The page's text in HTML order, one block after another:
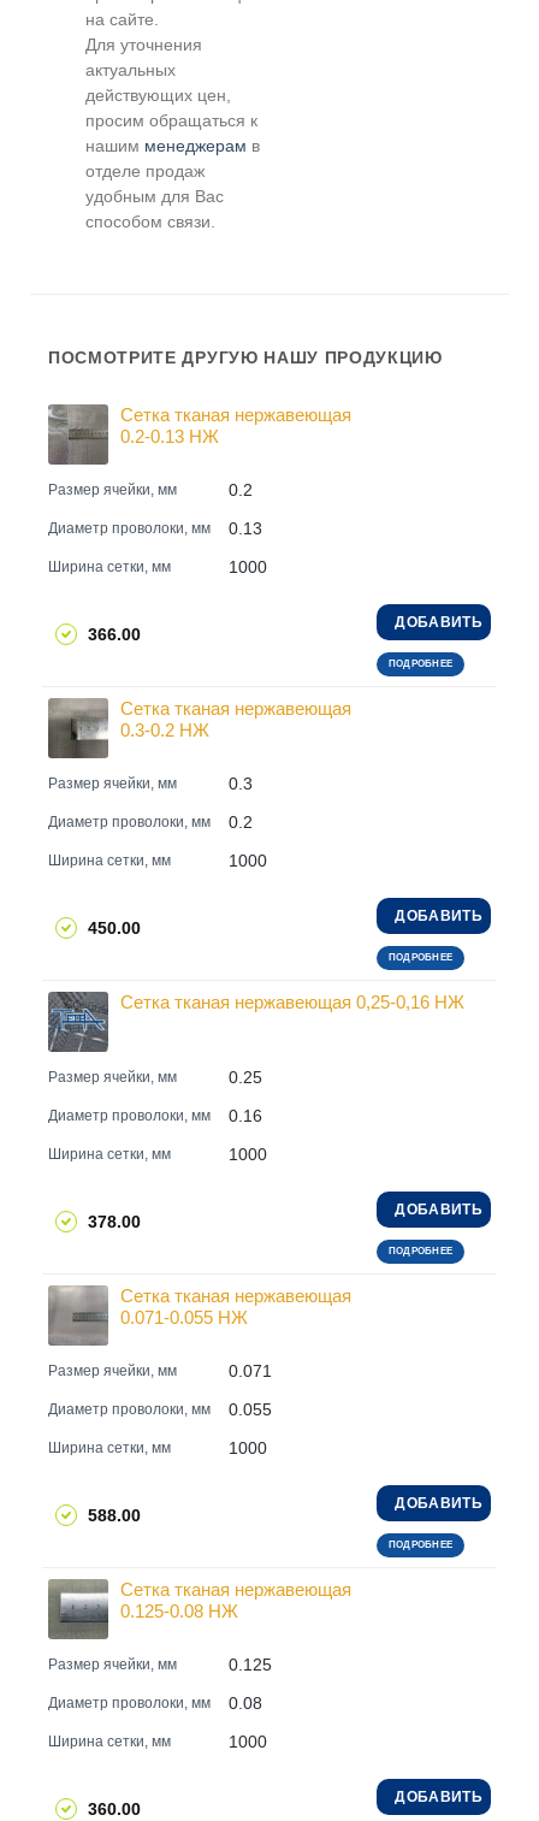
на сайте.
Для уточнения
актуальных
действующих цен,
просим обращаться к
нашим менеджерам в
отделе продаж
удобным для Вас
способом связи.
ПОСМОТРИТЕ ДРУГУЮ НАШУ ПРОДУКЦИЮ
Сетка тканая нержавеющая
0.2-0.13 НЖ
Размер ячейки, мм 0.2
Диаметр проволоки, мм 0.13
Ширина сетки, мм 1000
366.00
ДОБАВИТЬ
ПОДРОБНЕЕ
Сетка тканая нержавеющая
0.3-0.2 НЖ
Размер ячейки, мм 0.3
Диаметр проволоки, мм 0.2
Ширина сетки, мм 1000
450.00
ДОБАВИТЬ
ПОДРОБНЕЕ
Сетка тканая нержавеющая 0,25-0,16 НЖ
Размер ячейки, мм 0.25
Диаметр проволоки, мм 0.16
Ширина сетки, мм 1000
378.00
ДОБАВИТЬ
ПОДРОБНЕЕ
Сетка тканая нержавеющая
0.071-0.055 НЖ
Размер ячейки, мм 0.071
Диаметр проволоки, мм 0.055
Ширина сетки, мм 1000
588.00
ДОБАВИТЬ
ПОДРОБНЕЕ
Сетка тканая нержавеющая
0.125-0.08 НЖ
Размер ячейки, мм 0.125
Диаметр проволоки, мм 0.08
Ширина сетки, мм 1000
360.00
ДОБАВИТЬ